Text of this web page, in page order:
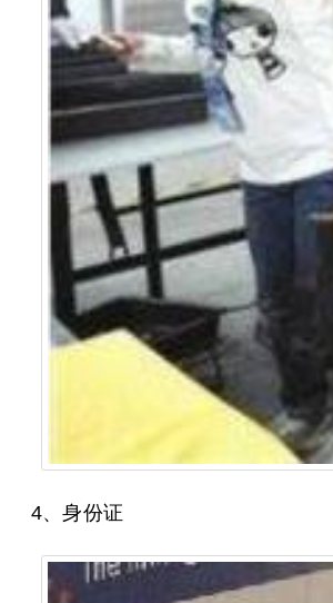
4、身份证